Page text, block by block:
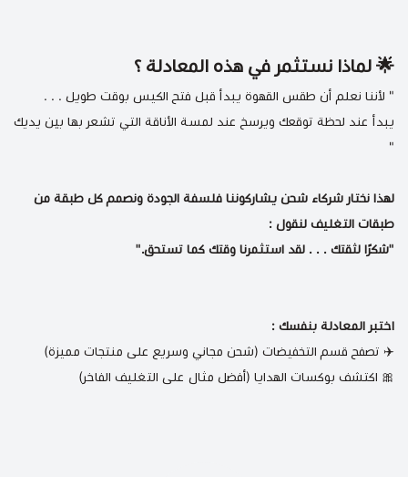
🌟 لماذا نستثمر في هذه المعادلة ؟
" لأننا نعلم أن طقس القهوة يبدأ قبل فتح الكيس بوقت طويل . . .
يبدأ عند لحظة توقعك ويرسخ عند لمسة اﻷناقة التي تشعر بها بين يديك
"
لهذا نختار شركاء شحن يشاركوننا فلسفة الجودة ونصمم كل طبقة من
طبقات التغليف لنقول :
"شكرًا لثقتك . . . لقد استثمرنا وقتك كما تستحق."
اختبر المعادلة بنفسك :
✈️ تصفح قسم التخفيضات (شحن مجاني وسريع على منتجات مميزة)
🎀 اكتشف بوكسات الهدايا (أفضل مثال على التغليف الفاخر)